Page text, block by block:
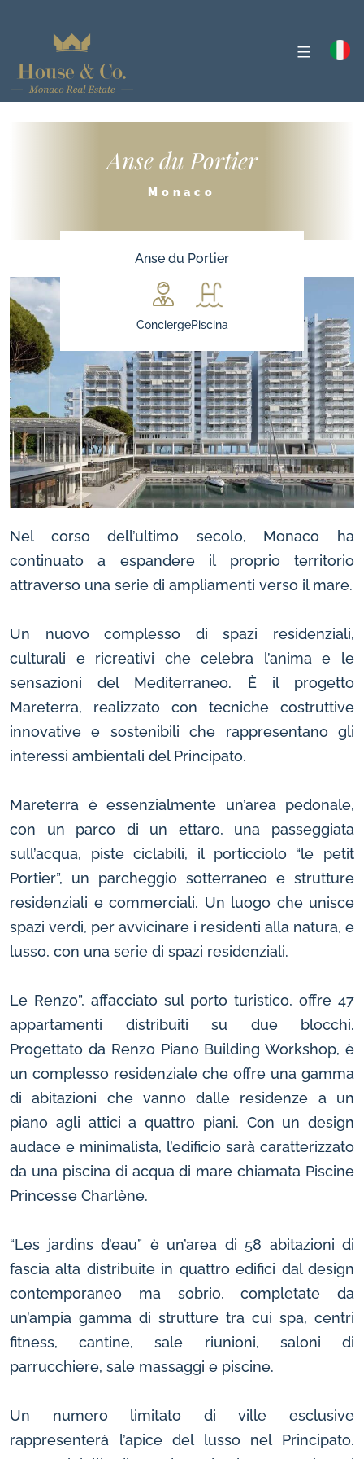
Anse du Portier
Monaco
Anse du Portier
ConciergePiscina
Nel corso dell’ultimo secolo, Monaco ha
continuato a espandere il proprio territorio
attraverso una serie di ampliamenti verso il mare.
Un nuovo complesso di spazi residenziali,
culturali e ricreativi che celebra l’anima e le
sensazioni del Mediterraneo. È il progetto
Mareterra, realizzato con tecniche costruttive
innovative e sostenibili che rappresentano gli
interessi ambientali del Principato.
Mareterra è essenzialmente un’area pedonale,
con un parco di un ettaro, una passeggiata
sull’acqua, piste ciclabili, il porticciolo “le petit
Portier”, un parcheggio sotterraneo e strutture
residenziali e commerciali. Un luogo che unisce
spazi verdi, per avvicinare i residenti alla natura, e
lusso, con una serie di spazi residenziali.
Le Renzo”, affacciato sul porto turistico, offre 47
appartamenti distribuiti su due blocchi.
Progettato da Renzo Piano Building Workshop, è
un complesso residenziale che offre una gamma
di abitazioni che vanno dalle residenze a un
piano agli attici a quattro piani. Con un design
audace e minimalista, l’edificio sarà caratterizzato
da una piscina di acqua di mare chiamata Piscine
Princesse Charlène.
“Les jardins d’eau” è un’area di 58 abitazioni di
fascia alta distribuite in quattro edifici dal design
contemporaneo ma sobrio, completate da
un’ampia gamma di strutture tra cui spa, centri
fitness, cantine, sale riunioni, saloni di
parrucchiere, sale massaggi e piscine.
Un numero limitato di ville esclusive
rappresenterà l’apice del lusso nel Principato.